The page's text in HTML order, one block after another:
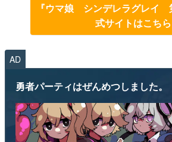
『ウマ娘 シンデレラグレイ
式サイトはこちら
AD
勇者パーティはぜんめつしました。